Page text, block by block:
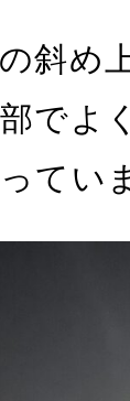
斜め
でよ
てい